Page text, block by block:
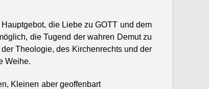
die Liebe zu GOTT und dem
die Tugend der wahren Demut zu
The­olo­gie, des Kirchen­rechts und der
Wei­he.
Kleinen aber geof­fen­bart